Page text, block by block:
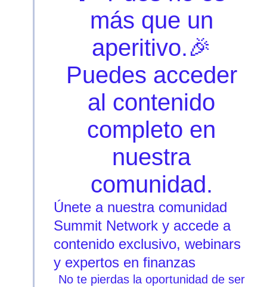
más que un
aperitivo.🎉
Puedes acceder
al contenido
completo en
nuestra
comunidad.
Únete a nuestra comunidad
Summit Network y accede a
contenido exclusivo, webinars
y expertos en finanzas
No te pierdas la oportunidad de ser